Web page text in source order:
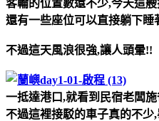
客輪的位置數還不少,今天這
還有一些座位可以直接躺下睡
不過這天風浪很強,讓人頭暈!!
一抵達港口,就看到民宿老闆
不過這裡接駁的車子真的不